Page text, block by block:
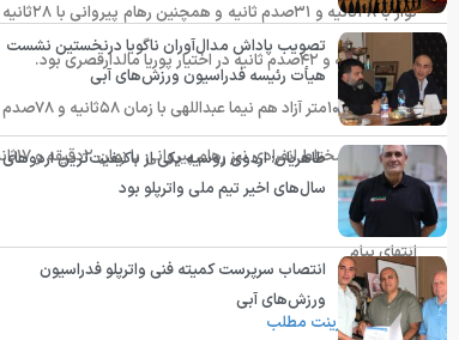
زمان ٢٨ثانیه و ۴٢صدم ثانیه در اختیار پوریا مالدارقصری بود.
اما در ماده ١۰۰متر آزاد هم نیما عبداللهی با زمان ۵٨ثانیه و ٧٨صدم ثانیه و محمدرضا بیگ محمدلو با زمان ۵۶ثانیه و ٣٢ صدم ثانیه به خط پایان رسیدند.
ثبت کرد.
انتهای پیام
پرینت مطلب
تصویب پاداش مدال‌آوران ناگویا درنخستین نشست
هیأت رئیسه فدراسیون ورزش‌های آبی
طاهریان: اردوی روسیه یکی از باکیفیت‌ترین اردوهای
سال‌های اخیر تیم ملی واترپلو بود
انتصاب سرپرست کمیته فنی واترپلو فدراسیون
ورزش‌های آبی